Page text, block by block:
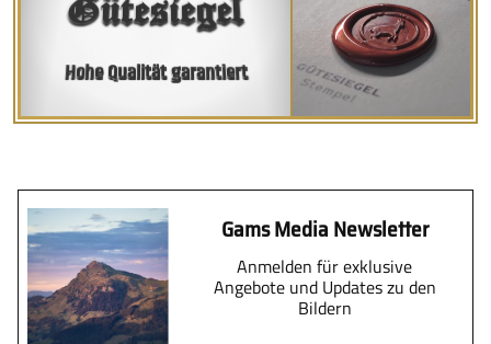
Gütesiegel
Hohe Qualität garantiert
Gams Media Newsletter
Anmelden für exklusive
Angebote und Updates zu den
Bildern